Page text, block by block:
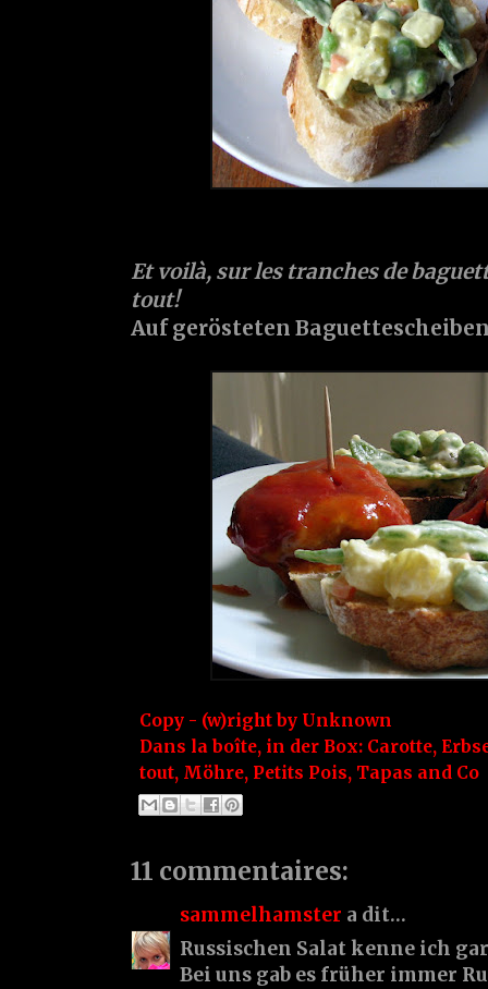
Et voilà, sur les tranches de
tout!
Auf gerösteten
Copy - (w)right by Unknown
Dans la boîte, in der Box: Carotte,
tout, Möhre, Petits Pois, Tapas and Co
11 commentaires:
sammelhamster a dit…
Russischen Salat kenne ich
Bei uns gab es früher immer